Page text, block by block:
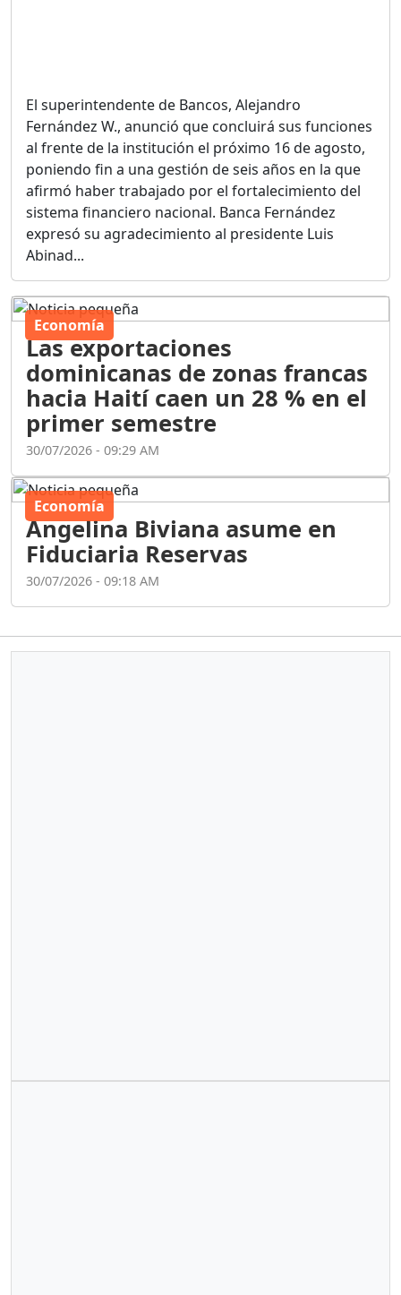
El superintendente de Bancos, Alejandro
Fernández W., anunció que concluirá sus funciones
al frente de la institución el próximo 16 de agosto,
poniendo fin a una gestión de seis años en la que
afirmó haber trabajado por el fortalecimiento del
sistema financiero nacional. Banca Fernández
expresó su agradecimiento al presidente Luis
Abinad...
Economía
Las exportaciones
dominicanas de zonas francas
hacia Haití caen un 28 % en el
primer semestre
30/07/2026 - 09:29 AM
Economía
Angelina Biviana asume en
Fiduciaria Reservas
30/07/2026 - 09:18 AM